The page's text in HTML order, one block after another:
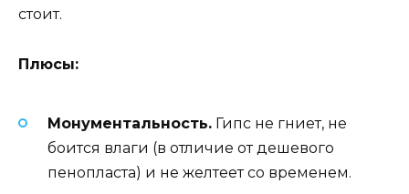
стоит.
Плюсы:
Монументальность. Гипс не гниет, не
боится влаги (в отличие от дешевого
пенопласта) и не желтеет со временем.